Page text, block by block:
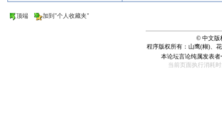
顶端 加到"个人收藏夹"
© 中文版
程序版权所有：山鹰(糊)、
本论坛言论纯属发表
当前页面执行消耗